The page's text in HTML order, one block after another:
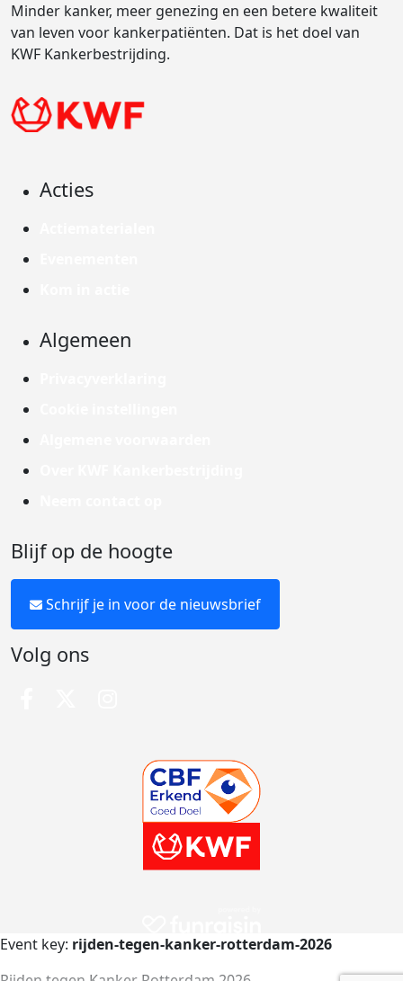
Minder kanker, meer genezing en een betere kwaliteit
van leven voor kankerpatiënten. Dat is het doel van
KWF Kankerbestrijding.
Acties
Algemeen
Blijf op de hoogte
Schrijf je in voor de nieuwsbrief
Volg ons
Event key: rijden-tegen-kanker-rotterdam-2026